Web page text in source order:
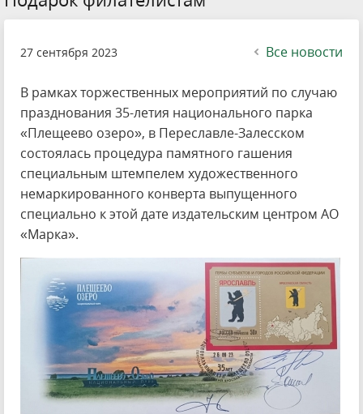
27 сентября 2023 Все новости
В рамках торжественных мероприятий по случаю
празднования 35-летия национального парка
«Плещеево озеро», в Переславле-Залесском
состоялась процедура памятного гашения
специальным штемпелем художественного
немаркированного конверта выпущенного
специально к этой дате издательским центром АО
«Марка».